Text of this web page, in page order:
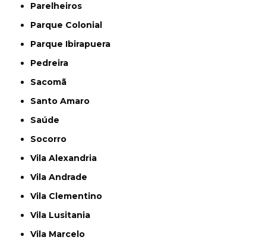
Parelheiros
Parque Colonial
Parque Ibirapuera
Pedreira
Sacomã
Santo Amaro
Saúde
Socorro
Vila Alexandria
Vila Andrade
Vila Clementino
Vila Lusitania
Vila Marcelo